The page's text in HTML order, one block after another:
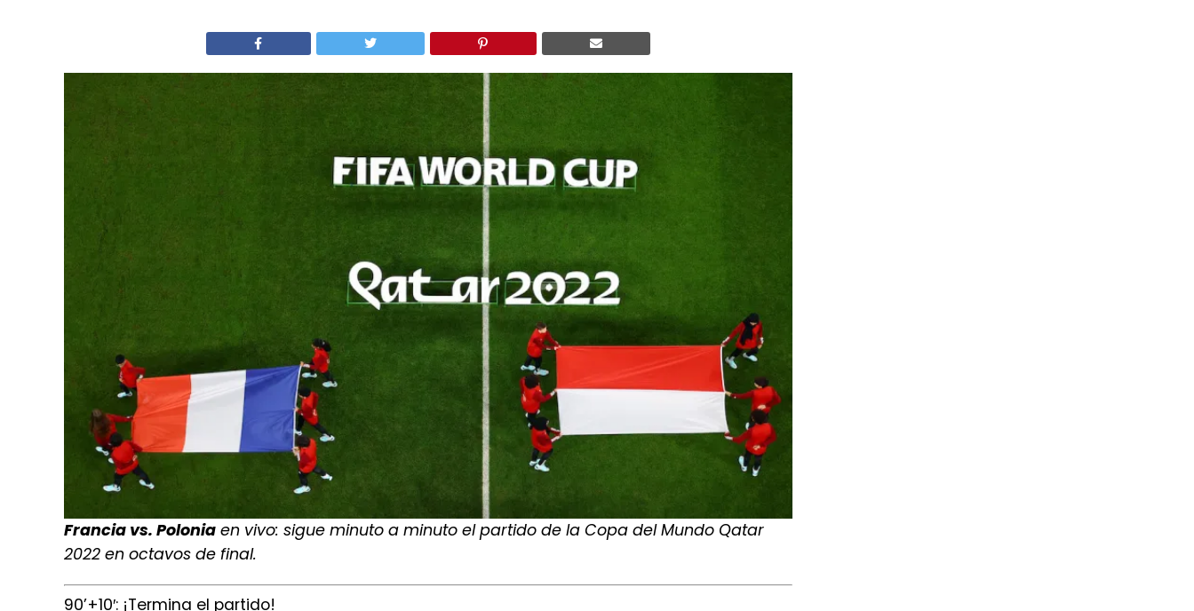
Francia vs. Polonia en vivo: sigue minuto a minuto el partido de la Copa del Mundo Qatar
2022 en octavos de final.
90’+10′: ¡Termina el partido!